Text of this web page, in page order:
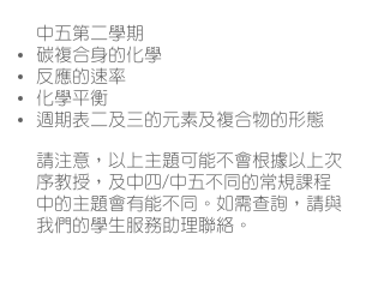
中五第二學期
碳複合身的化學
反應的速率
化學平衡
週期表二及三的元素及複合物的形態
請注意，以上主題可能不會根據以上次
序教授，及中四/中五不同的常規課程
中的主題會有能不同。如需查詢，請與
我們的學生服務助理聯絡。